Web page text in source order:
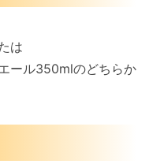
は
ール350mlのどちらか